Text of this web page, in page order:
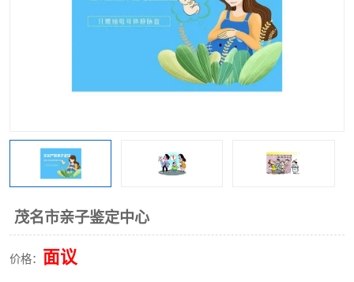
茂名市亲子鉴定中心
价格： 面议